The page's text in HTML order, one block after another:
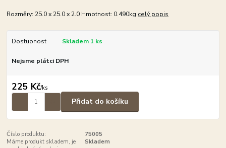
Rozměry: 25.0 x 25.0 x 2.0 Hmotnost: 0.490kg celý popis
Dostupnost Skladem 1 ks
Nejsme plátci DPH
225 Kč/ks
Přidat do košíku
Číslo produktu:
75005
Máme produkt skladem, je
Skladem